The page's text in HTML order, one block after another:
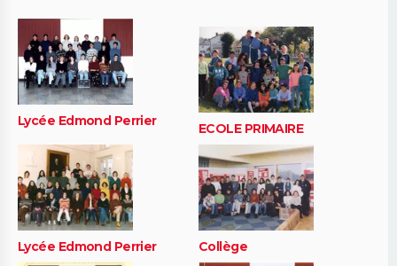
Lycée Edmond Perrier ECOLE PRIMAIRE
Lycée Edmond Perrier Collège